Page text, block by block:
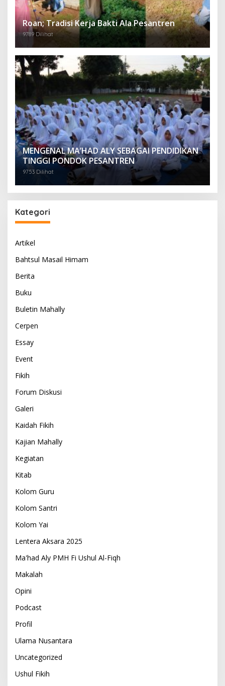
Roan; Tradisi Kerja Bakti Ala Pesantren
9789 Dilihat
MENGENAL MA’HAD ALY SEBAGAI PENDIDIKAN
TINGGI PONDOK PESANTREN
9753 Dilihat
Kategori
Artikel
Bahtsul Masail Himam
Berita
Buku
Buletin Mahally
Cerpen
Essay
Event
Fikih
Forum Diskusi
Galeri
Kaidah Fikih
Kajian Mahally
Kegiatan
Kitab
Kolom Guru
Kolom Santri
Kolom Yai
Lentera Aksara 2025
Ma'had Aly PMH Fi Ushul Al-Fiqh
Makalah
Opini
Podcast
Profil
Ulama Nusantara
Uncategorized
Ushul Fikih